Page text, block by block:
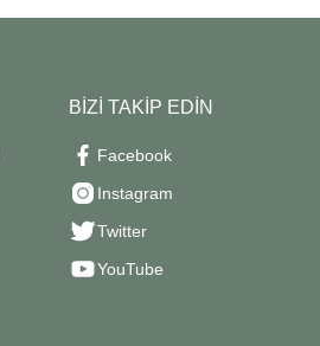
BİZİ TAKİP EDİN
Facebook
Instagram
Twitter
YouTube